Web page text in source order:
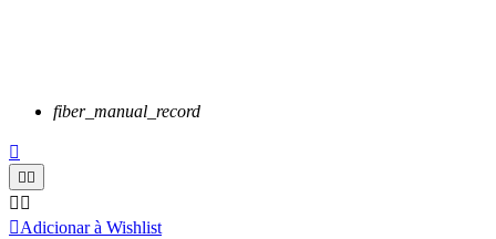
fiber_manual_record

 
 
Adicionar à Wishlist